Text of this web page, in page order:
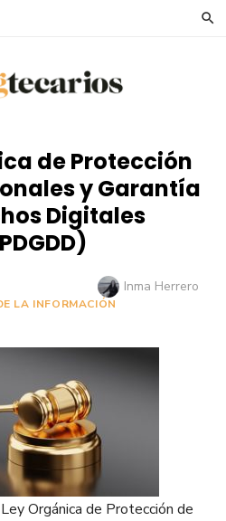
de Protección
y Garantía
Digitales
Autor
Inma Herrero
LA INFORMACIÓN
Orgánica de Protección de